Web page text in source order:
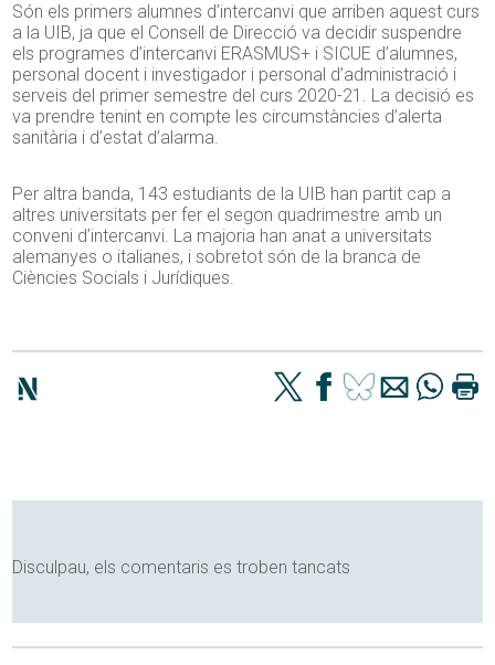
Són els primers alumnes d’intercanvi que arriben aquest curs
a la UIB, ja que el Consell de Direcció va decidir suspendre
els programes d’intercanvi ERASMUS+ i SICUE d’alumnes,
personal docent i investigador i personal d’administració i
serveis del primer semestre del curs 2020-21. La decisió es
va prendre tenint en compte les circumstàncies d’alerta
sanitària i d’estat d’alarma.
Per altra banda, 143 estudiants de la UIB han partit cap a
altres universitats per fer el segon quadrimestre amb un
conveni d’intercanvi. La majoria han anat a universitats
alemanyes o italianes, i sobretot són de la branca de
Ciències Socials i Jurídiques.
Disculpau, els comentaris es troben tancats